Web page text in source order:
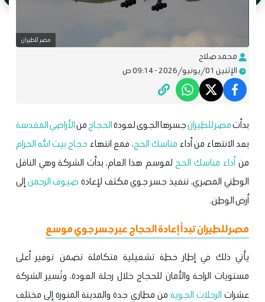
مصر للطيران
محمد صلاح
الإثنين 01/يونيو/2026 - 09:14 ص
بدأتمصر للطيرانجسرها الجوى لعودةالحجاجمنالأراضي المقدسة
بعد الانتهاء من أداء مناسك الحج، فمع انتهاء حجاج بيت الله الحرام
من أداء مناسك الحج لموسم هذا العام، بدأت الشركة وهي الناقل
الوطني المصري، تنفيذ جسر جوي مكثف لإعادة ضيوف الرحمن إلى
أرض الوطن.
مصر للطيران تبدأ إعادة الحجاج عبر جسر جوي موسع
يأتي ذلك في إطار خطة تشغيلية متكاملة تضمن توفير أعلى
مستويات الراحة والأمان للحجاج خلال رحلة العودة، وتُسير الشركة
عشرات الرحلات الجوية من مطاري جدة والمدينة المنورة إلى مختلف